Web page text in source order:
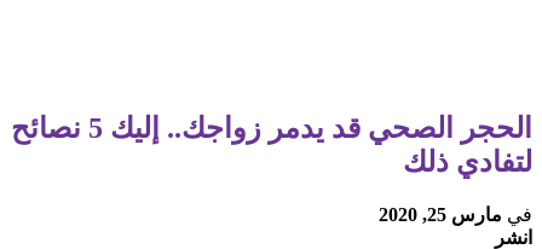
الحجر الصحي قد يدمر زواجك.. إليك 5 نصائح
لتفادي ذلك
في مارس 25, 2020
انشر